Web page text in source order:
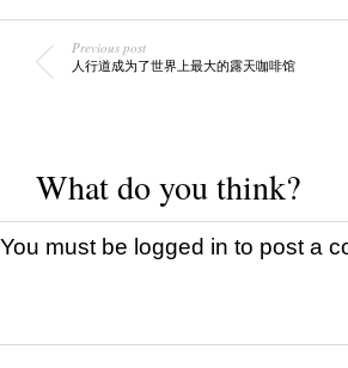
Previous post
人行道成为了世界上最大的露天咖啡馆
What do you think?
You must be logged in to post a